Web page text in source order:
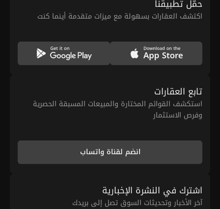
حمّل تطبيقنا
اكتشف العقارات بسهولة مع ميزات متقدمة أينما كنت
تابع العقارات
استكشف القوائم المختارة والمبيعات المسبقة الحصرية
وفرص الاستثمار
انضم لقناة واتساب
اشترك في النشرة الإخبارية
آخر الأخبار وتحديثات السوق تصل إلى بريدك